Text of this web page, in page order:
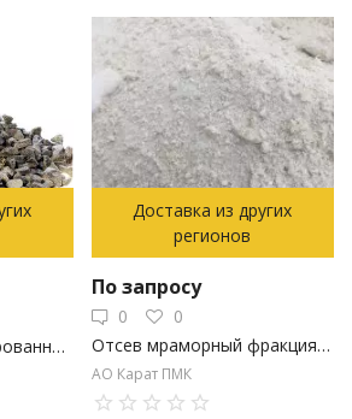
Щебень фракционированный 40-70
Доставка из других
регионов
По запросу
0
0
Отсев мраморный фракция 0-5 ( фасовка: навал,мкр).
АО Карат ПМК